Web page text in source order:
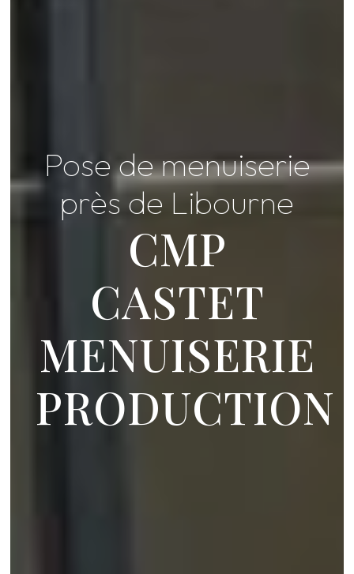
Pose de menuiserie
près de Libourne
CMP
CASTET
MENUISERIE
PRODUCTION